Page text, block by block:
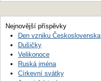
Nejnovější příspěvky
Den vzniku Československa
Dušičky
Velikonoce
Ruská jména
Církevní svátky